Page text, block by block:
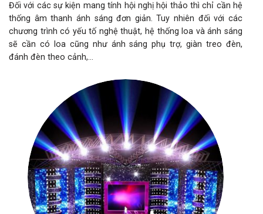
Đối với các sự kiện mang tính hội nghị hội thảo thì chỉ cần hệ
thống âm thanh ánh sáng đơn giản. Tuy nhiên đối với các
chương trình có yếu tố nghệ thuật, hệ thống loa và ánh sáng
sẽ cần có loa cũng như ánh sáng phụ trợ, giàn treo đèn,
đánh đèn theo cảnh,…